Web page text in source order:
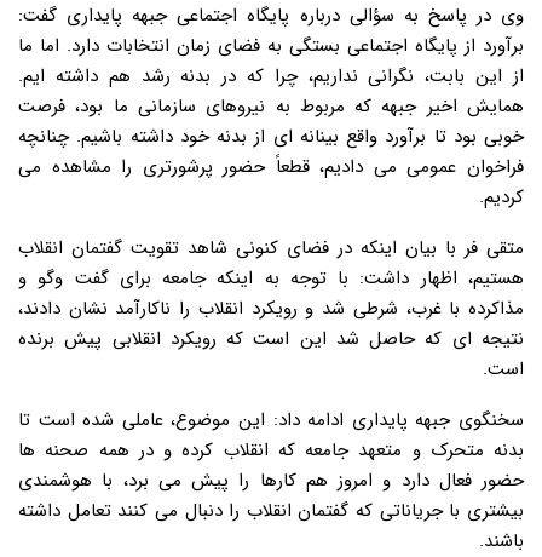
وی در پاسخ به سؤالی درباره پایگاه اجتماعی جبهه پایداری گفت:
برآورد از پایگاه اجتماعی بستگی به فضای زمان انتخابات دارد. اما ما
از این بابت، نگرانی نداریم، چرا که در بدنه رشد هم داشته ایم.
همایش اخیر جبهه که مربوط به نیروهای سازمانی ما بود، فرصت
خوبی بود تا برآورد واقع بینانه ای از بدنه خود داشته باشیم. چنانچه
فراخوان عمومی می دادیم، قطعاً حضور پرشورتری را مشاهده می
کردیم.
متقی فر با بیان اینکه در فضای کنونی شاهد تقویت گفتمان انقلاب
هستیم، اظهار داشت: با توجه به اینکه جامعه برای گفت وگو و
مذاکرده با غرب، شرطی شد و رویکرد انقلاب را ناکارآمد نشان دادند،
نتیجه ای که حاصل شد این است که رویکرد انقلابی پیش برنده
است.
سخنگوی جبهه پایداری ادامه داد: این موضوع، عاملی شده است تا
بدنه متحرک و متعهد جامعه که انقلاب کرده و در همه صحنه ها
حضور فعال دارد و امروز هم کارها را پیش می برد، با هوشمندی
بیشتری با جریاناتی که گفتمان انقلاب را دنبال می کنند تعامل داشته
باشند.